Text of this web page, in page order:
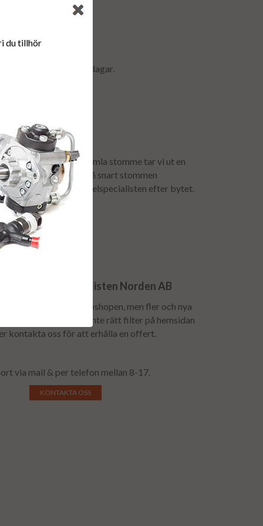
ca är 2-5 arbetsdagar.
för att få tillbaka er gamla stomme tar vi ut en
återbetalas så snart stommen
bokas av dieselspecialisten efter bytet.
till Dieselspecialisten Norden AB
finns inte i webshopen, men fler och nya
löpande. Hittar du inte rätt filter på hemsidan
kontakta oss för att erhålla en offert.
via mail & per telefon mellan 8-17.
KONTAKTA OSS
du tillhör